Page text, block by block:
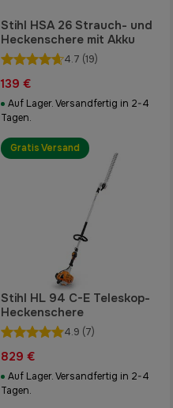
Stihl HSA 26 Strauch- und
Heckenschere mit Akku
4.7 (19)
139 €
Auf Lager. Versandfertig in 2-4
Tagen.
Stihl HL 94 C-E Teleskop-
Heckenschere
4.9 (7)
829 €
Auf Lager. Versandfertig in 2-4
Tagen.
Gratis Versand